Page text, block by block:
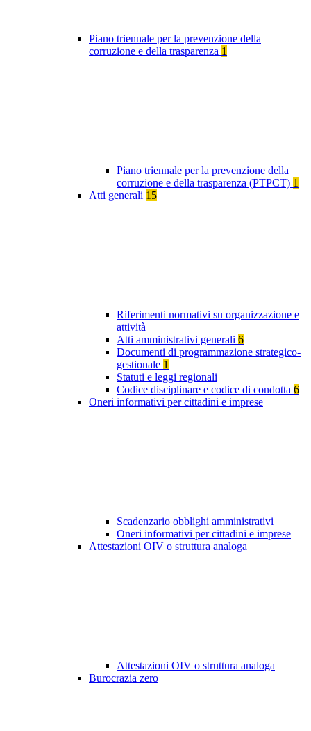
Piano triennale per la prevenzione della
corruzione e della trasparenza 1
Piano triennale per la prevenzione della
corruzione e della trasparenza (PTPCT) 1
Atti generali 15
Riferimenti normativi su organizzazione e
attività
Atti amministrativi generali 6
Documenti di programmazione strategico-
gestionale 1
Statuti e leggi regionali
Codice disciplinare e codice di condotta 6
Oneri informativi per cittadini e imprese
Scadenzario obblighi amministrativi
Oneri informativi per cittadini e imprese
Attestazioni OIV o struttura analoga
Attestazioni OIV o struttura analoga
Burocrazia zero